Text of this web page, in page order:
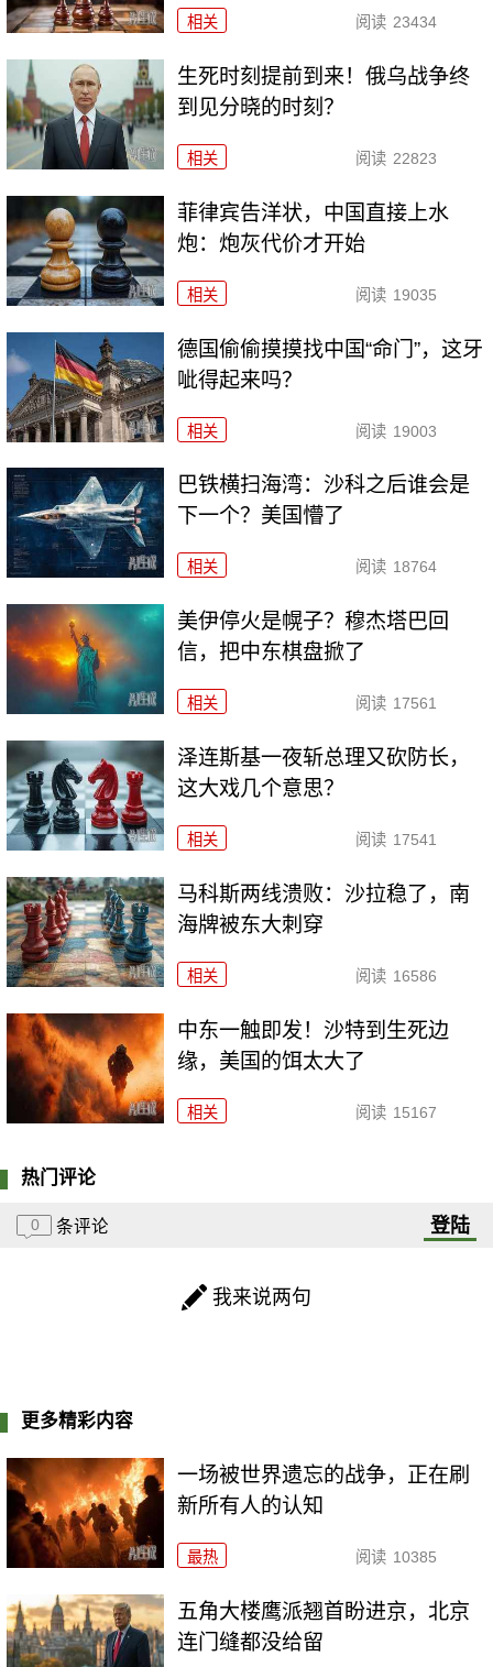
相关 阅读 23434
生死时刻提前到来！俄乌战争终
到见分晓的时刻？
相关 阅读 22823
菲律宾告洋状，中国直接上水
炮：炮灰代价才开始
相关 阅读 19035
德国偷偷摸摸找中国“命门”，这牙
呲得起来吗？
相关 阅读 19003
巴铁横扫海湾：沙科之后谁会是
下一个？美国懵了
相关 阅读 18764
美伊停火是幌子？穆杰塔巴回
信，把中东棋盘掀了
相关 阅读 17561
泽连斯基一夜斩总理又砍防长，
这大戏几个意思？
相关 阅读 17541
马科斯两线溃败：沙拉稳了，南
海牌被东大刺穿
相关 阅读 16586
中东一触即发！沙特到生死边
缘，美国的饵太大了
相关 阅读 15167
热门评论
0 条评论 登陆
我来说两句
更多精彩内容
一场被世界遗忘的战争，正在刷
新所有人的认知
最热 阅读 10385
五角大楼鹰派翘首盼进京，北京
连门缝都没给留